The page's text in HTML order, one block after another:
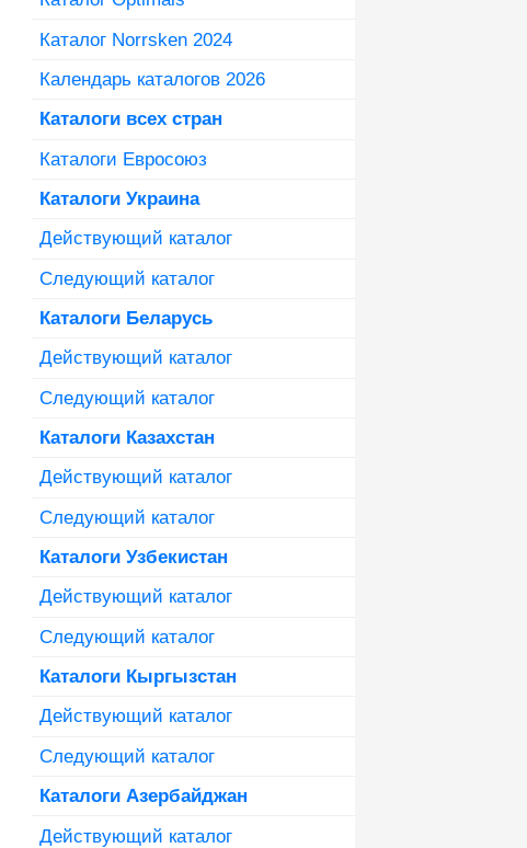
Каталог Norrsken 2024
Календарь каталогов 2026
Каталоги всех стран
Каталоги Евросоюз
Каталоги Украина
Действующий каталог
Следующий каталог
Каталоги Беларусь
Действующий каталог
Следующий каталог
Каталоги Казахстан
Действующий каталог
Следующий каталог
Каталоги Узбекистан
Действующий каталог
Следующий каталог
Каталоги Кыргызстан
Действующий каталог
Следующий каталог
Каталоги Азербайджан
Действующий каталог